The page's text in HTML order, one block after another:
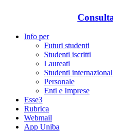
Info per
Futuri studenti
Studenti iscritti
Laureati
Studenti
Personale
Enti e Imprese
Esse3
Rubrica
Webmail
App Uniba